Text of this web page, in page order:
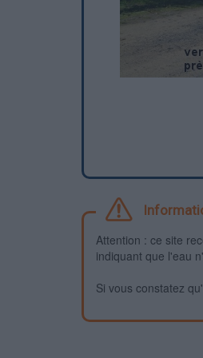
Attention : ce site
indiquant que l'eau
Si vous constatez